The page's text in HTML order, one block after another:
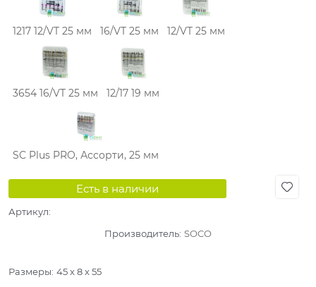
1217 12/VT 25 мм 16/VT 25 мм 12/VT 25 мм
3654 16/VT 25 мм 12/17 19 мм
SC Plus PRO, Ассорти, 25 мм
Есть в наличии
Артикул:
Производитель: SOCO
Размеры: 45 x 8 x 55